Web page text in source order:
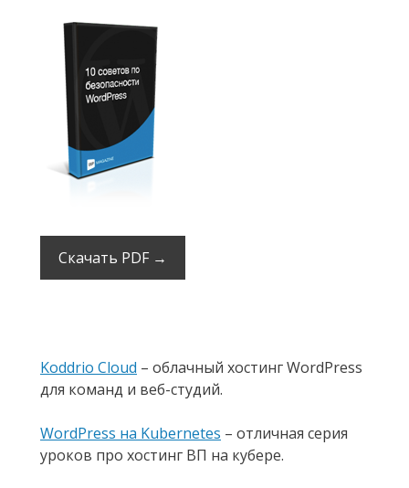
Скачать PDF →
Koddrio Cloud – облачный хостинг WordPress
для команд и веб-студий.
WordPress на Kubernetes – отличная серия
уроков про хостинг ВП на кубере.